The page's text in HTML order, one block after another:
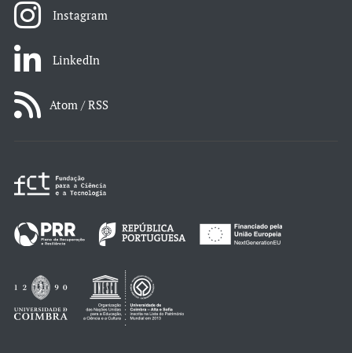
Instagram
LinkedIn
Atom / RSS